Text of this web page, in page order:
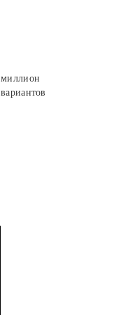
миллион
вариантов